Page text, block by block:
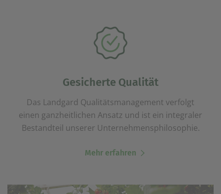
Gesicherte Qualität
Das Landgard Qualitätsmanagement verfolgt
einen ganzheitlichen Ansatz und ist ein integraler
Bestandteil unserer Unternehmensphilosophie.
Mehr erfahren